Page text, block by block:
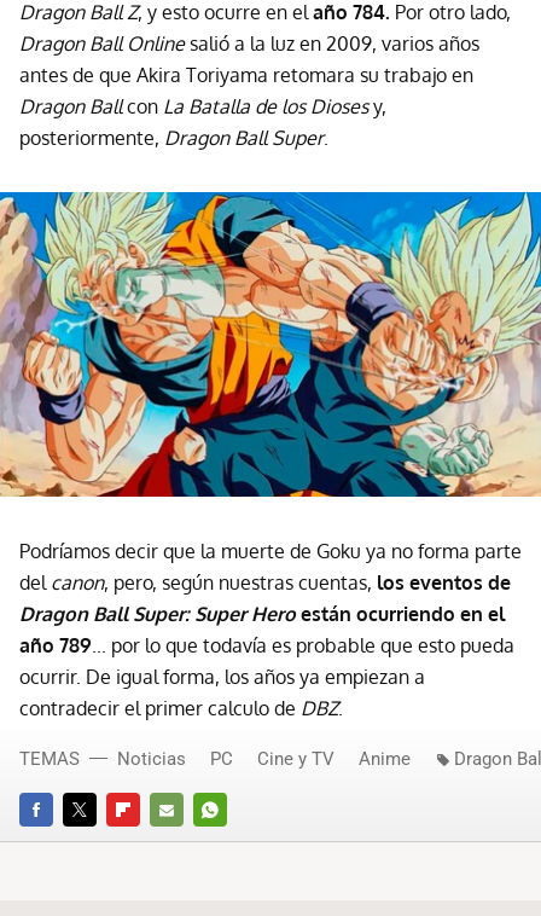
Dragon Ball Z, y esto ocurre en elaño 784. Por otro lado,
Dragon Ball Onlinesalió a la luz en 2009, varios años
antes de que Akira Toriyama retomara su trabajo en
Dragon Ballcon La Batalla de los Diosesy,
posteriormente, Dragon Ball Super.
Podríamos decir que la muerte de Goku ya no forma parte
del canon, pero, según nuestras cuentas, los eventos de
Dragon Ball Super: Super Heroestán ocurriendo en el
año 789... por lo que todavía es probable que esto pueda
ocurrir. De igual forma, los años ya empiezan a
contradecir el primer calculo de DBZ.
FACEBOOKTWITTERFLIPBOARD
E-
WHATSAPP
TEMAS Noticias PC Cine y TV Anime Dragon